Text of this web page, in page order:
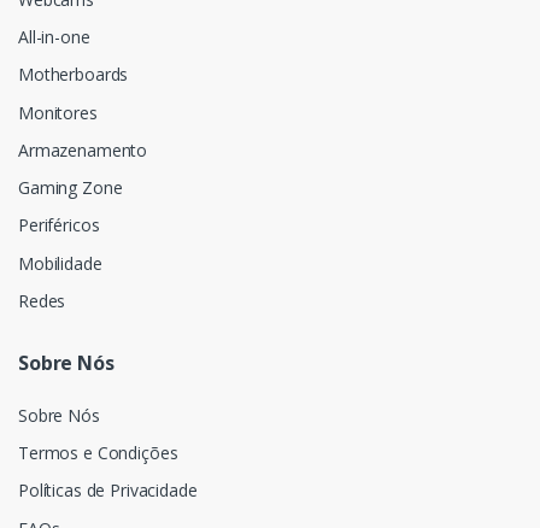
All-in-one
Motherboards
Monitores
Armazenamento
Gaming Zone
Periféricos
Mobilidade
Redes
Sobre Nós
Sobre Nós
Termos e Condições
Políticas de Privacidade